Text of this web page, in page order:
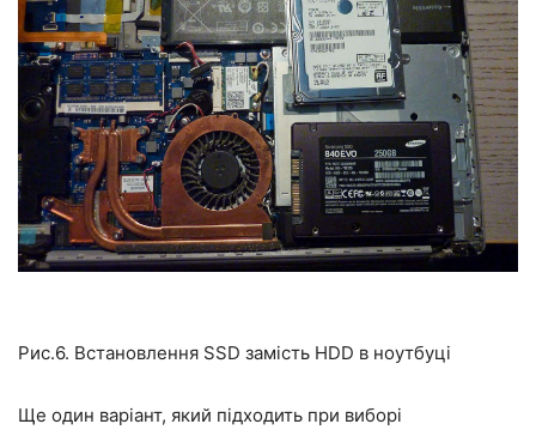
Рис.6. Встановлення SSD замість HDD в ноутбуці
Ще один варіант, який підходить при виборі